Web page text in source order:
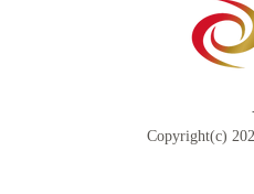
Copyright(c)